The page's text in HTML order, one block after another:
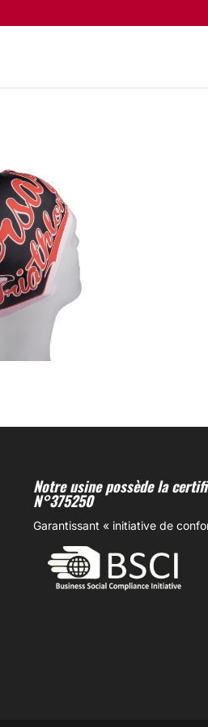
Notre usine possède la
N°375250
Garantissant « initiative de